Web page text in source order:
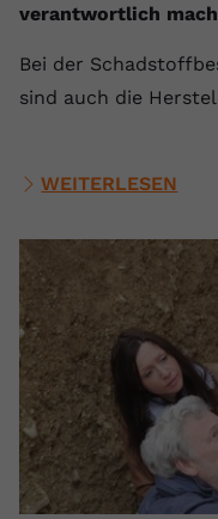
verantwortlich
Bei der
sind auch die
WEITERLESEN